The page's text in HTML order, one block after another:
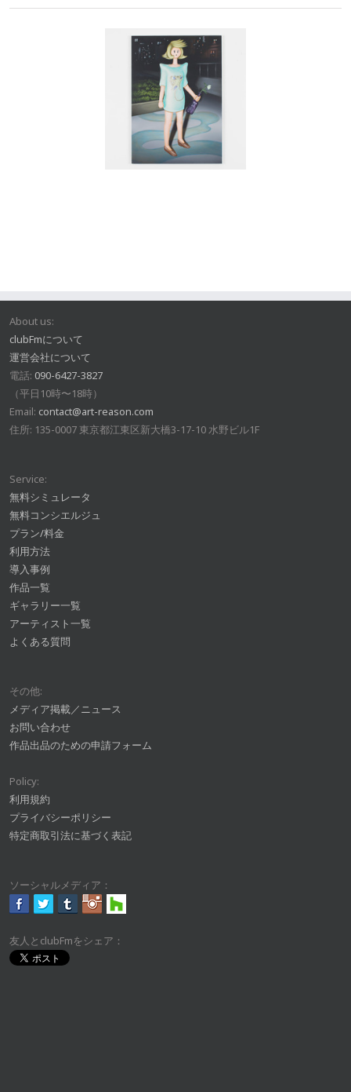
About us:
clubFmについて
運営会社について
電話: 090-6427-3827
（平日10時〜18時）
Email: contact@art-reason.com
住所: 135-0007 東京都江東区新大橋3-17-10 水野ビル1F
Service:
無料シミュレータ
無料コンシエルジュ
プラン/料金
利用方法
導入事例
作品一覧
ギャラリー一覧
アーティスト一覧
よくある質問
その他:
メディア掲載／ニュース
お問い合わせ
作品出品のための申請フォーム
Policy:
利用規約
プライバシーポリシー
特定商取引法に基づく表記
ソーシャルメディア：
友人とclubFmをシェア：